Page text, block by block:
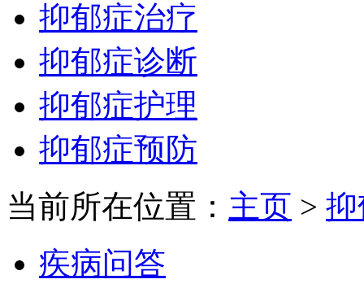
抑郁症治疗
抑郁症诊断
抑郁症护理
抑郁症预防
当前所在位置： 主页 >
疾病问答